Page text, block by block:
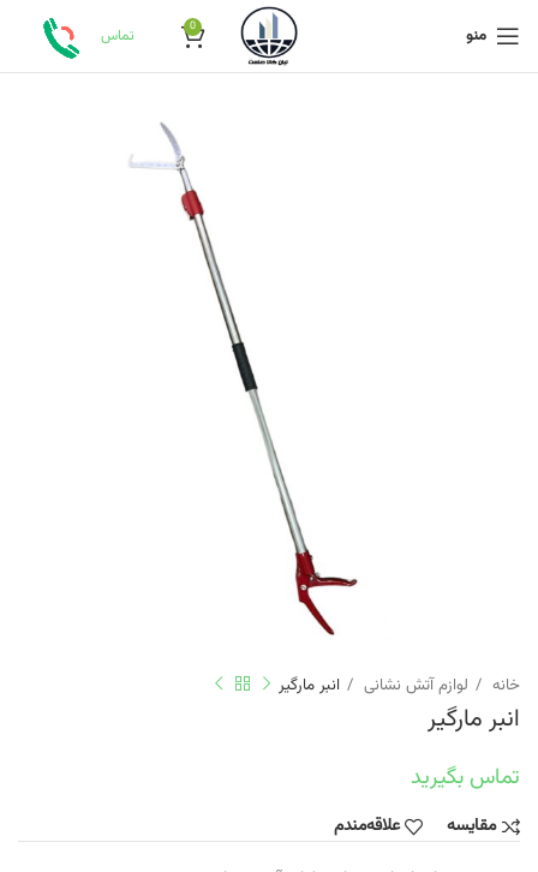
منو 0 تماس
خانه لوازم آتش نشانی انبر مارگیر
انبر مارگیر
تماس بگیرید
مقایسه
علاقه‌مندم